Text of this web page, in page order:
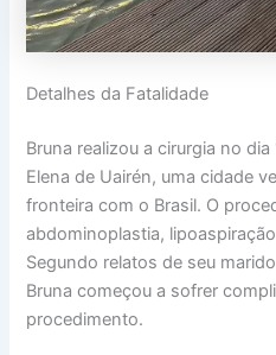
Detalhes da Fatalidade
Bruna realizou a cirurgia no
Elena de Uairén, uma cidade
fronteira com o Brasil. O
abdominoplastia,
Segundo relatos de seu
Bruna começou a sofrer
procedimento.